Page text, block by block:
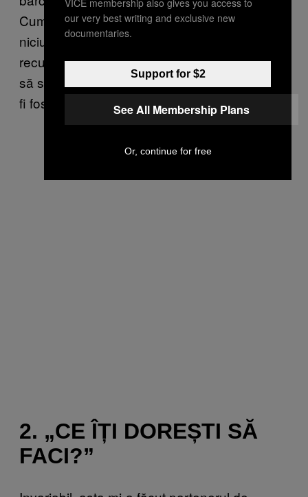
Cum foarte puțini dintre prietenii mei au copii,
niciunul barcă și numai un cuplu ar
recunoaște că a fost entuziasmat, am început
să suspectez că studiul ăsta s-ar putea să nu
fi fost testat și într-un bar.
2. „CE ÎȚI DOREȘTI SĂ
FACI?”
our very best writing and exclusive new
documentaries.
Support for $2
See All Membership Plans
Or, continue for free